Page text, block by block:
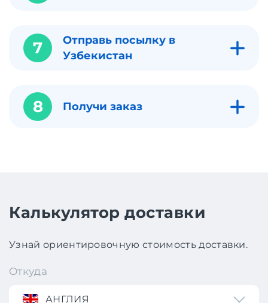
7
Отправь посылку в
Узбекистан
8 Получи заказ
Калькулятор доставки
Узнай ориентировочную стоимость доставки.
Откуда
АНГЛИЯ